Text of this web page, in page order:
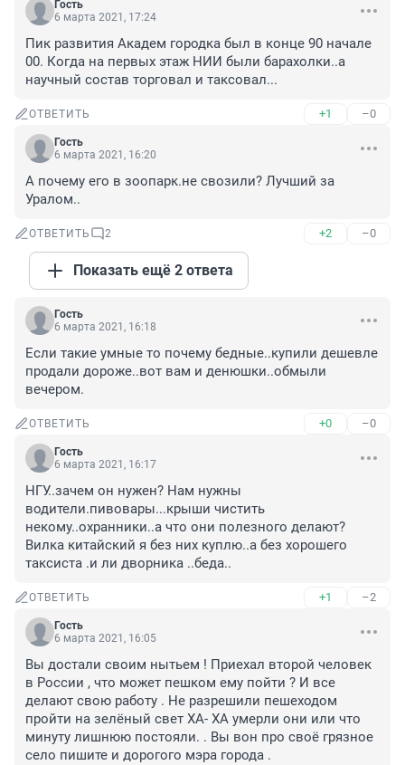
Гость
6 марта 2021, 17:24
Пик развития Академ городка был в конце 90 начале
00. Когда на первых этаж НИИ были барахолки..а
научный состав торговал и таксовал...
ОТВЕТИТЬ +1 –0
Гость
6 марта 2021, 16:20
А почему его в зоопарк.не свозили? Лучший за
Уралом..
ОТВЕТИТЬ 2 +2 –0
Показать ещё 2 ответа
Гость
6 марта 2021, 16:18
Если такие умные то почему бедные..купили дешевле
продали дороже..вот вам и денюшки..обмыли
вечером.
ОТВЕТИТЬ +0 –0
Гость
6 марта 2021, 16:17
НГУ..зачем он нужен? Нам нужны
водители.пивовары...крыши чистить
некому..охранники..а что они полезного делают?
Вилка китайский я без них куплю..а без хорошего
таксиста .и ли дворника ..беда..
ОТВЕТИТЬ +1 –2
Гость
6 марта 2021, 16:05
Вы достали своим нытьем ! Приехал второй человек
в России , что может пешком ему пойти ? И все
делают свою работу . Не разрешили пешеходом
пройти на зелёный свет ХА- ХА умерли они или что
минуту лишнюю постояли. . Вы вон про своё грязное
село пишите и дорогого мэра города .